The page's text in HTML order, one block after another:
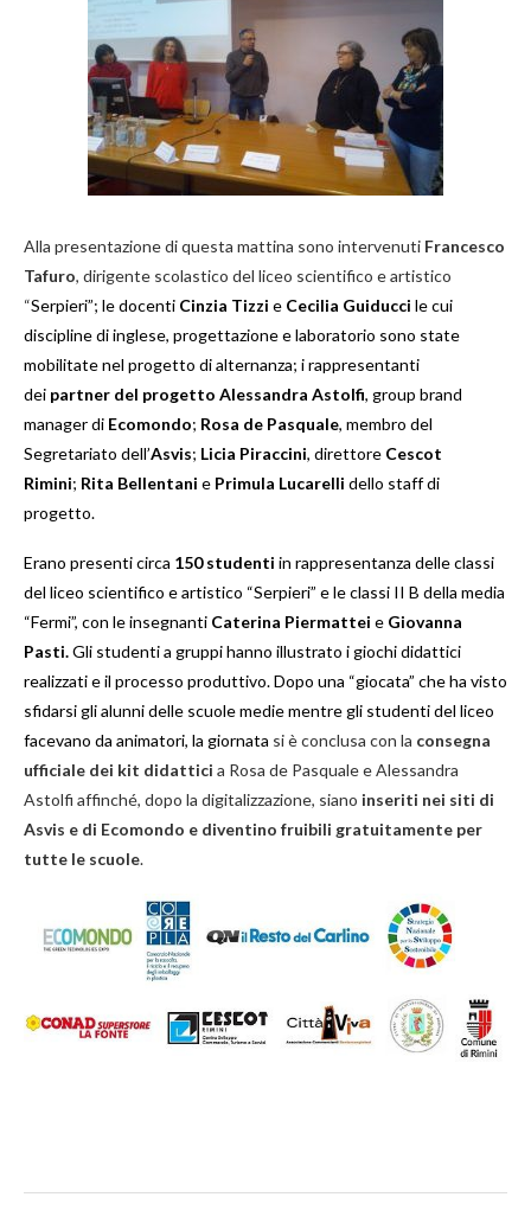
Alla presentazione di questa mattina sono intervenuti Francesco
Tafuro, dirigente scolastico del liceo scientifico e artistico
“Serpieri”; le docenti Cinzia Tizzi e Cecilia Guiducci le cui
discipline di inglese, progettazione e laboratorio sono state
mobilitate nel progetto di alternanza; i rappresentanti
dei partner del progetto Alessandra Astolfi, group brand
manager di Ecomondo; Rosa de Pasquale, membro del
Segretariato dell’Asvis; Licia Piraccini, direttore Cescot
Rimini; Rita Bellentani e Primula Lucarelli dello staff di
progetto.
Erano presenti circa 150 studenti in rappresentanza delle classi
del liceo scientifico e artistico “Serpieri” e le classi II B della media
“Fermi”, con le insegnanti Caterina Piermattei e Giovanna
Pasti.Gli studenti a gruppi hanno illustrato i giochi didattici
realizzati e il processo produttivo. Dopo una “giocata” che ha visto
sfidarsi gli alunni delle scuole medie mentre gli studenti del liceo
facevano da animatori, la giornata si è conclusa con la consegna
ufficiale dei kit didattici a Rosa de Pasquale e Alessandra
Astolfi affinché, dopo la digitalizzazione, siano inseriti nei siti di
Asvis e di Ecomondo e diventino fruibili gratuitamente per
tutte le scuole.